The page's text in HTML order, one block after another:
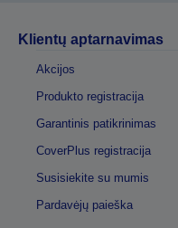
Klientų aptarnavimas
Akcijos
Produkto registracija
Garantinis patikrinimas
CoverPlus registracija
Susisiekite su mumis
Pardavėjų paieška